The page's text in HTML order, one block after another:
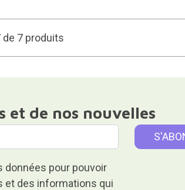
7 produits
et de nos nouvelles
données pour pouvoir
et des informations qui